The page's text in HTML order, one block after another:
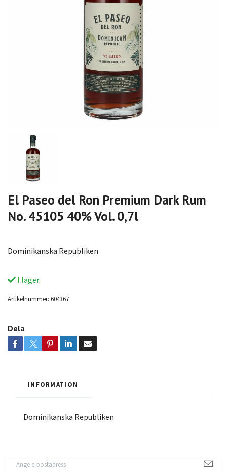
El Paseo del Ron Premium Dark Rum
No. 45105 40% Vol. 0,7l
Dominikanska Republiken
I lager.
Artikelnummer: 604367
Dela
INFORMATION
Dominikanska Republiken